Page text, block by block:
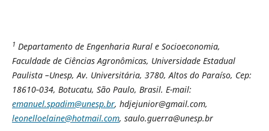
1 Departamento de Engenharia Rural e Socioeconomia,
Faculdade de Ciências Agronômicas, Universidade Estadual
Paulista –Unesp, Av. Universitária, 3780, Altos do Paraíso, Cep:
18610‑034, Botucatu, São Paulo, Brasil. E-mail:
emanuel.spadim@unesp.br, hdjejunior@gmail.com,
leonelloelaine@hotmail.com, saulo.guerra@unesp.br